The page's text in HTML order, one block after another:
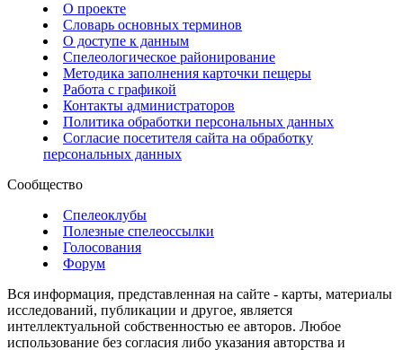
О проекте
Словарь основных терминов
О доступе к данным
Спелеологическое районирование
Методика заполнения карточки пещеры
Работа с графикой
Контакты администраторов
Политика обработки персональных данных
Согласие посетителя сайта на обработку
персональных данных
Сообщество
Спелеоклубы
Полезные спелеоссылки
Голосования
Форум
Вся информация, представленная на сайте - карты, материалы
исследований, публикации и другое, является
интеллектуальной собственностью ее авторов. Любое
использование без согласия либо указания авторства и